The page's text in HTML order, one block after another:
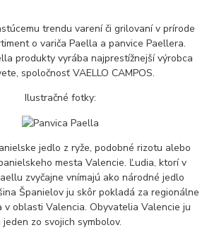
trendu varení či grilovaní v prírode
o variča Paella a panvice Paellera.
produkty vyrába najprestížnejší výrobca
spoločnosť VAELLO CAMPOS.
Ilustračné fotky:
jedlo z ryže, podobné rizotu alebo
mesta Valencie. Ľudia, ktorí v
zvyčajne vnímajú ako národné jedlo
Španielov ju skôr pokladá za regionálne
v oblasti Valencia. Obyvatelia Valencie ju
zo svojich symbolov.